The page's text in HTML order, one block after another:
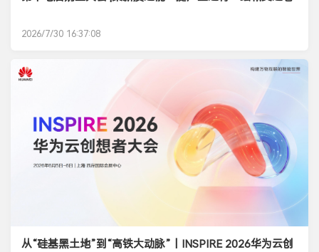
2026/7/30 16:37:08
从“硅基黑土地”到“高铁大动脉”丨INSPIRE 2026华为云创